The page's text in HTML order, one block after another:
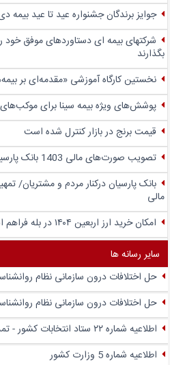
جوایز برندگان جشنواره عید تا عید بیمه
شرکتهای بیمه ای دستاوردهای موفق خود
بگذارند
نخستین کارگاه آموزشی «مقدمه‌ای بر
پوشش‌های ویژه بیمه سینا برای موکب‌های
قیمت برنج در بازار کنترل شده است
تصویب صورت‌های مالی 1403 بانک پارسیان با تائید سهامداران
بانک پارسیان درکنار مردم و مشتریان/
مالی
امکان خرید ارز اربعین ۱۴۰۴ در بله فراهم است
سایر رسانه ها
حل اختلافات درون سازمانی نظام
حل اختلافات درون سازمانی نظام
اطلاعیه شماره ۲۲ ستاد انتخابات کشور - تمدید اخذ رای تا ساعت ۲۲
اطلاعیه شماره 5 وزارت کشور